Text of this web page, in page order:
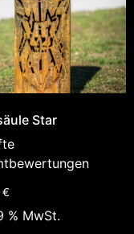
Star
€
% MwSt.